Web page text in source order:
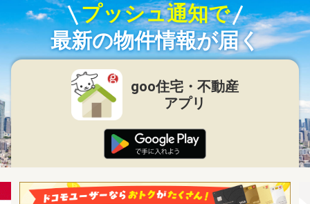
プッシュ通知で
最新の物件情報が届く
goo住宅・不動産
アプリ